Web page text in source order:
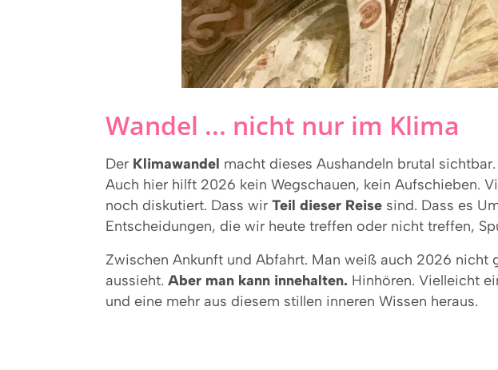
Wandel ... nicht nur im Klima
Der Klimawandel macht dieses Aushandeln brutal
Auch hier hilft 2026 kein Wegschauen, kein Aufschieben.
noch diskutiert. Dass wir Teil dieser Reise sind. Dass es
Entscheidungen, die wir heute treffen oder nicht treffen,
Zwischen Ankunft und Abfahrt. Man weiß auch 2026 nicht
aussieht. Aber man kann innehalten. Hinhören. Vielleicht
und eine mehr aus diesem stillen inneren Wissen heraus.